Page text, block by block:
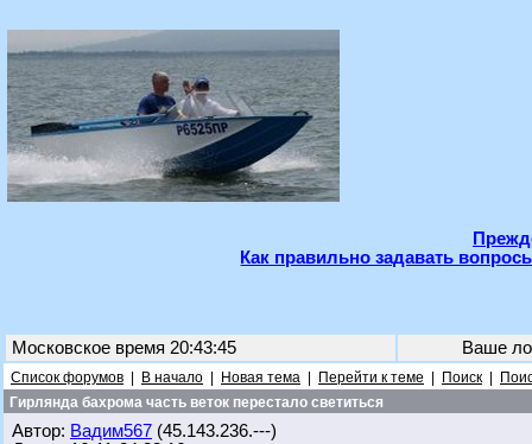
Как правильно задавать
Московское время 20:43:45 Ваше
Список форумов В начало Новая тема Перейти к теме Поиск
Гирлянда бахрома часть веток перестало светиться
Автор: Вадим567 (45.143.236.---)